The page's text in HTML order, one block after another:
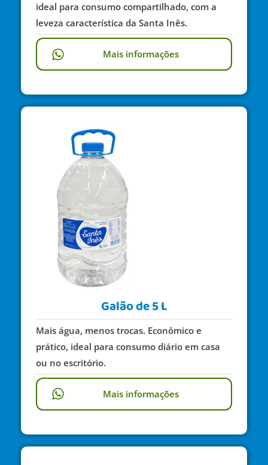
ideal para consumo compartilhado, com a
leveza característica da Santa Inês.
Mais informações
Galão de 5 L
Mais água, menos trocas. Econômico e
prático, ideal para consumo diário em casa
ou no escritório.
Mais informações